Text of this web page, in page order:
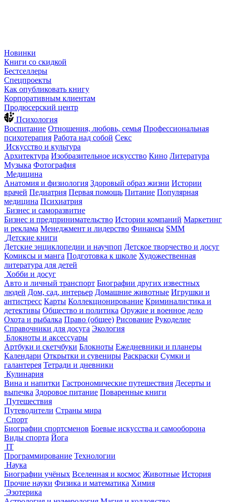
Новинки
Книги со скидкой
Бестселлеры
Спецпроекты
Как опубликовать книгу
Корпоративным клиентам
Продюсерский центр
Психология
Воспитание Отношения, любовь, семья Профессиональная
психотерапия Работа над собой Секс
Искусство и культура
Архитектура Изобразительное искусство Кино Литература
Музыка Фотография
Медицина
Анатомия и физиология Здоровый образ жизни Истории
врачей Педиатрия Первая помощь Питание Популярная
медицина Психиатрия
Бизнес и саморазвитие
Бизнес и предпринимательство Истории компаний Маркетинг
и реклама Менеджмент и лидерство Финансы SMM
Детские книги
Детские энциклопедии и научпоп Детское творчество и досуг
Комиксы и манга Подготовка к школе Художественная
литература для детей
Хобби и досуг
Авто и личный транспорт Биографии других известных
людей Дом, сад, интерьер Домашние животные Игрушки и
антистресс Карты Коллекционирование Криминалистика и
детективы Общество и политика Оружие и военное дело
Охота и рыбалка Право (общее) Рисование Рукоделие
Справочники для досуга Экология
Блокноты и аксессуары
Артбуки и скетчбуки Блокноты Ежедневники и планеры
Календари Открытки и сувениры Раскраски Сумки и
галантерея Тетради и дневники
Кулинария
Вина и напитки Гастрономические путешествия Десерты и
выпечка Здоровое питание Поваренные книги
Путешествия
Путеводители Страны мира
Спорт
Биографии спортсменов Боевые искусства и самооборона
Виды спорта Йога
IT
Программирование Технологии
Наука
Биографии учёных Вселенная и космос Животные История
Прочие науки Физика и математика Химия
Эзотерика